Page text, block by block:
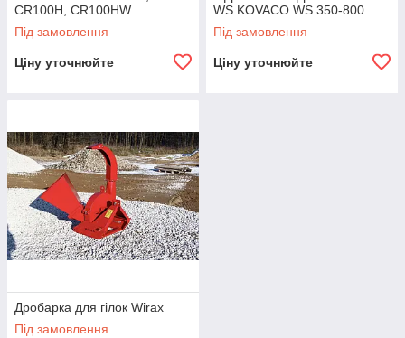
CR100H, CR100HW
Під замовлення
Ціну уточнюйте
WS KOVACO WS 350-800
Під замовлення
Ціну уточнюйте
Дробарка для гілок Wirax
Під замовлення